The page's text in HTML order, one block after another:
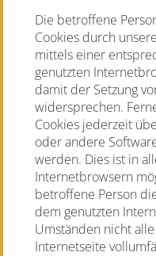
Die betroffene
Cookies durch
mittels einer
genutzten
damit der Setzung
widersprechen.
Cookies jederzeit
oder andere
werden. Dies ist in
Internetbrowsern
betroffene Person
dem genutzten
Umständen nicht
Internetseite